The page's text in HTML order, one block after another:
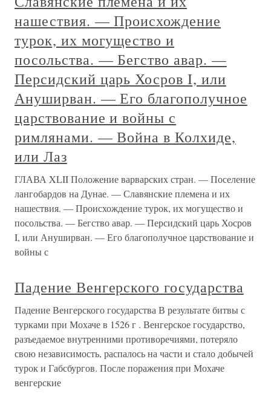
нашествия. — Происхождение
турок, их могущество и
посольства. — Бегство авар. —
Персидский царь Хосров I, или
Ануширван. — Его благополучное
царствование и войны с
римлянами. — Война в Колхиде,
или Лаз
ГЛАВА XLII Положение варварских стран. — Поселение
лангобардов на Дунае. — Славянские племена и их
нашествия. — Происхождение турок, их могущество и
посольства. — Бегство авар. — Персидский царь Хосров
I, или Ануширван. — Его благополучное царствование и
войны с
Падение Венгерского государства
Падение Венгерского государства В результате битвы с
турками при Мохаче в 1526 г . Венгерское государство,
разъедаемое внутренними противоречиями, потеряло
свою независимость, распалось на части и стало добычей
турок и Габсбургов. После поражения при Мохаче
венгерские